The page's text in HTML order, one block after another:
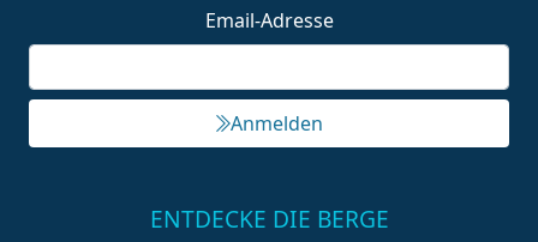
Email-Adresse
Anmelden
ENTDECKE DIE BERGE